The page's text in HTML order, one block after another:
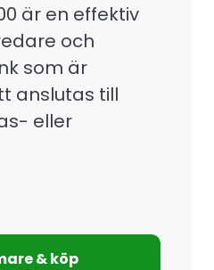
är en effektiv
och
som är
anslutas till
eller
& köp